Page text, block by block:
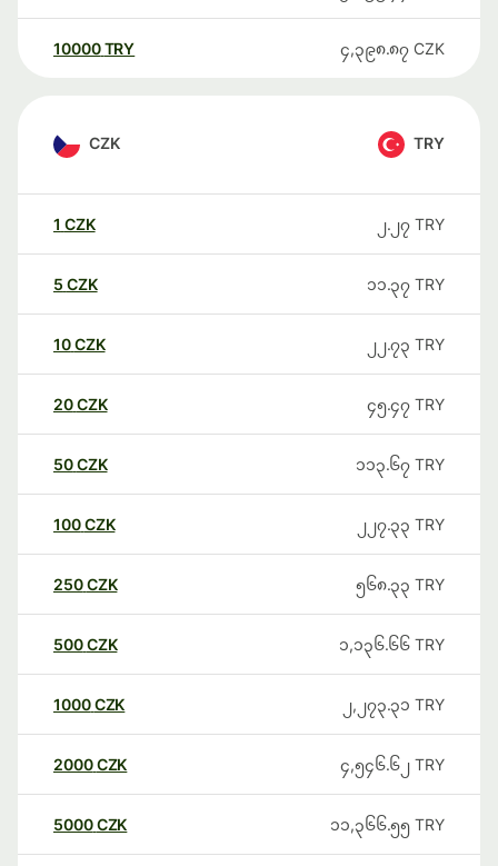
10000 TRY ၄,၃၉၈.၈၇ CZK
CZK TRY
1 CZK ၂.၂၇ TRY
5 CZK ၁၁.၃၇ TRY
10CZK ၂၂.၇၃ TRY
20CZK ၄၅.၄၇ TRY
50CZK ၁၁၃.၆၇ TRY
100CZK ၂၂၇.၃၃ TRY
250CZK ၅၆၈.၃၃ TRY
500CZK ၁,၁၃၆.၆၆ TRY
1000CZK ၂,၂၇၃.၃၁ TRY
2000CZK ၄,၅၄၆.၆၂ TRY
5000CZK ၁၁,၃၆၆.၅၅ TRY